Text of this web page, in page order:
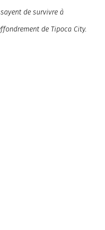
de survivre à
de Tipoca City.